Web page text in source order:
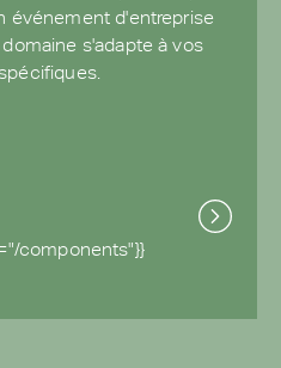
événement d'entreprise
s'adapte à vos
components"}}